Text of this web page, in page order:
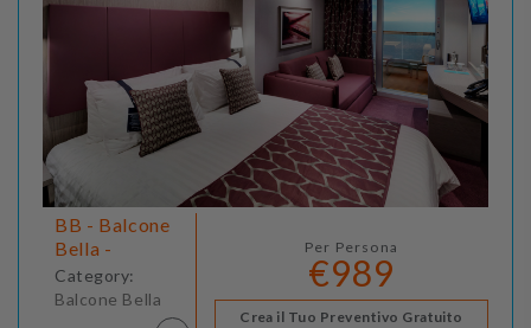
BB - Balcone
Bella -
Category:
Balcone Bella
Per Persona
€989
Crea il Tuo Preventivo Gratuito